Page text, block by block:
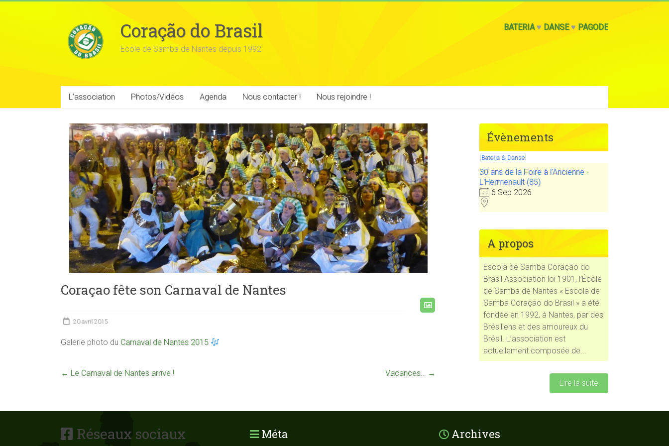
Coração do Brasil
Ecole de Samba de Nantes depuis 1992
BATERIA♥ DANSE♥ PAGODE
L’association Photos/Vidéos Agenda Nous contacter ! Nous rejoindre !
Coraçao fête son Carnaval de Nantes
20 avril 2015
Galerie photo du Carnaval de Nantes 2015
← Le Carnaval de Nantes arrive ! Vacances… →
Évènements
Bateria & Danse
30 ans de la Foire à l'Ancienne -
L'Hermenault (85)
6 Sep 2026
A propos
Escola de Samba Coração do
Brasil Association loi 1901, l’École
de Samba de Nantes « Escola de
Samba Coração do Brasil » a été
fondée en 1992, à Nantes, par des
Brésiliens et des amoureux du
Brésil. L’association est
actuellement composée de...
Lire la suite
Réseaux sociaux Méta Archives